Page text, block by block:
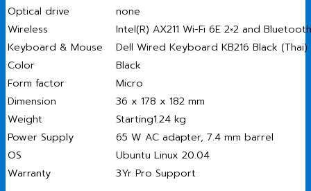
Optical drive
none
Wireless
Intel(R) AX211 Wi-Fi 6E 2×2 and Bluetooth
Keyboard & Mouse
Dell Wired Keyboard KB216 Black (Thai)
Color
Black
Form factor
Micro
Dimension
36 x 178 x 182 mm
Weight
Starting1.24 kg
Power Supply
65 W AC adapter, 7.4 mm barrel
OS
Ubuntu Linux 20.04
Warranty
3Yr Pro Support